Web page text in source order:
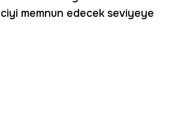
memnun edecek seviyeye